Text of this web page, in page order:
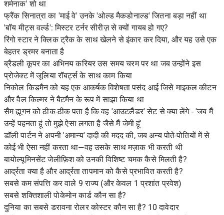
शर्मनाक' शो था
फ्रैंक सिनात्रा का 'माई वे' उनके 'ओल्ड मैकडोनाल्ड' जितना बड़ा नहीं था
'बॉय मीट्स वर्ल्ड': मिस्टर टर्नर सीरीज़ से क्यों गायब हो गए?
रिंगो स्टार ने क्लिक ट्रैक के साथ खेलने से इंकार कर दिया, और यह उसे एक
बेहतर ड्रमर बनाता है
ब्रैडली कूपर का अभिनय करियर उस समय चरम पर था जब उन्होंने इस
प्रोजेक्ट में जूलिया रॉबर्ट्स के साथ काम किया
निकोल किडमैन को यह एक आकर्षक विशेषता पसंद आई जिसे माइकल कीटन
और वैल किल्मर ने बैटमैन के रूप में साझा किया था
सैम ह्यूगन को ठीक-ठीक पता है कि वह 'आउटलैंडर' सेट से क्या लेंगे - 'जब मैं
उन्हें पहनता हूं तो मुझे ऐसा लगता है जैसे मैं जेमी हूं'
डॉली पार्टन ने अपनी 'अमान्य' दादी की मदद की, जब अन्य पोते-पोतियों में से
कोई भी ऐसा नहीं करता था—वह उसके साथ मज़ाक भी करती थी
बायोल्यूमिनसेंट जेलीफ़िश को उनकी विशिष्ट चमक कैसे मिलती है?
आर्द्रता क्या है और आर्द्रता तापमान को कैसे प्रभावित करती है?
सबसे कम संपत्ति कर वाले 9 राज्य (और केवल 1 प्रशांत प्रवेश)
सबसे शक्तिशाली पोकेमोन कार्ड कौन सा है?
दुनिया का सबसे डरावना रोलर कोस्टर कौन सा है? 10 दावेदार